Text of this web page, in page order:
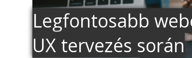
Legfontosabb
UX tervezés során